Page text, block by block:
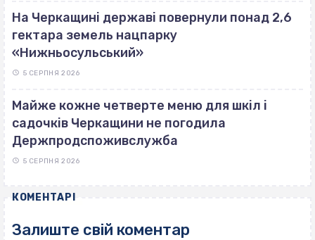
На Черкащині державі повернули понад 2,6
гектара земель нацпарку
«Нижньосульський»
5 СЕРПНЯ 2026
Майже кожне четверте меню для шкіл і
садочків Черкащини не погодила
Держпродспоживслужба
5 СЕРПНЯ 2026
КОМЕНТАРІ
Залиште свій коментар